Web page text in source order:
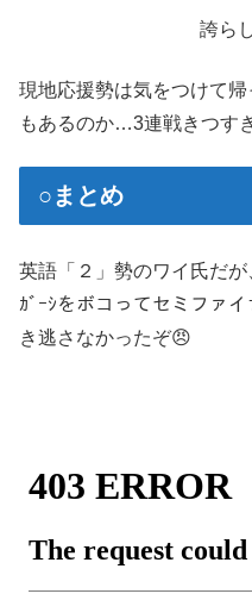
誇ら
現地応援勢は気をつけて
もあるのか…3連戦きつす
○まとめ
英語「２」勢のワイ氏だが
ｶﾞｰｼをボコってセミファ
き逃さなかったぞ😠